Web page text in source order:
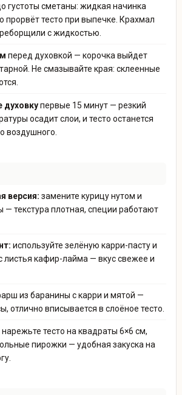
густоты сметаны: жидкая начинка
прорвёт тесто при выпечке. Крахмал
с жидкостью.
перед духовкой — корочка выйдет
Не смазывайте края: склеенные
духовкупервые 15 минут — резкий
осадит слои, и тесто останется
воздушного.
версия: замените курицу нутом и
— текстура плотная, специи работают
используйте зелёную карри-пасту и
листья кафир-лайма — вкус свежее и
из баранины с карри и мятой —
отлично вписывается в слоёное тесто.
нарежьте тесто на квадраты 6×6 см,
пирожки — удобная закуска на